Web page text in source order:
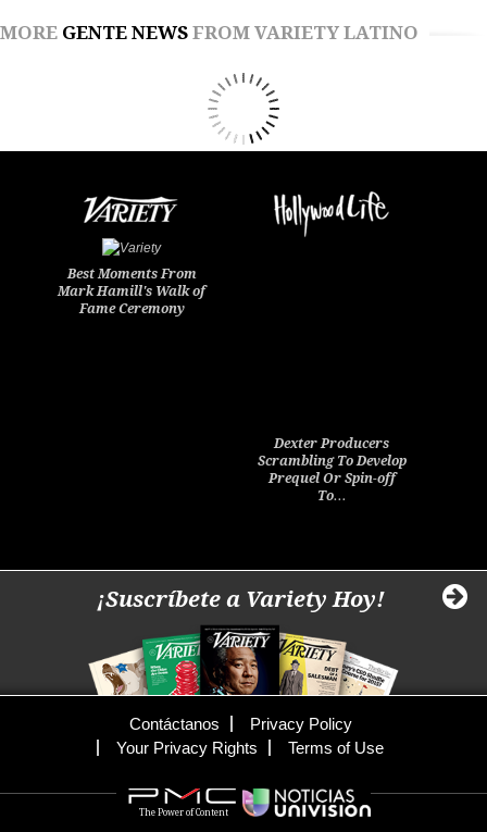
MORE GENTE NEWS FROM VARIETY LATINO
Best Moments From
Mark Hamill's Walk of
Fame Ceremony
Dexter Producers
Scrambling To Develop
Prequel Or Spin-off
To…
¡Suscríbete a Variety Hoy!
Contáctanos
Privacy Policy
Your Privacy Rights
Terms of Use
The Power of Content